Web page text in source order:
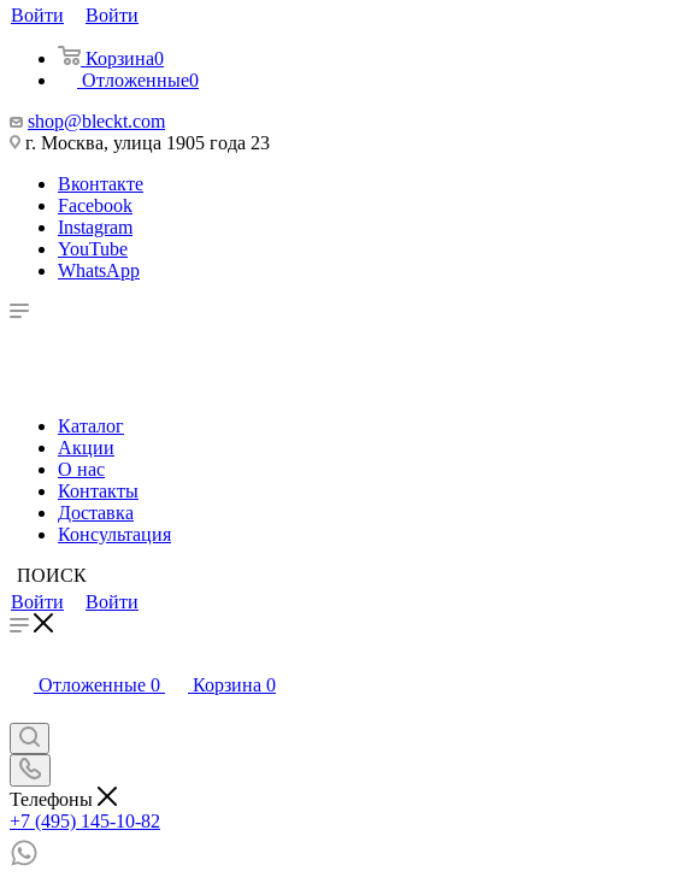
Войти
Войти
Корзина0
Отложенные0
shop@bleckt.com
г. Москва, улица 1905 года 23
Вконтакте
Facebook
Instagram
YouTube
WhatsApp
Каталог
Акции
О нас
Контакты
Доставка
Консультация
ПОИСК
Войти
Войти
Отложенные 0 Корзина 0
Телефоны
+7 (495) 145-10-82